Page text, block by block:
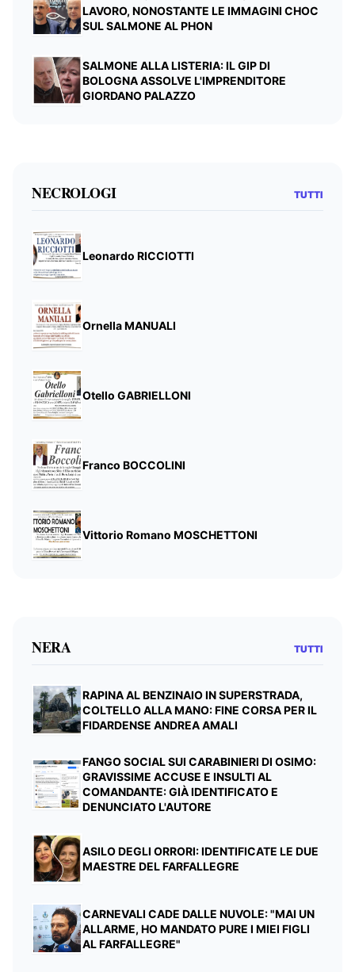
LAVORO, NONOSTANTE LE IMMAGINI CHOC
SUL SALMONE AL PHON
SALMONE ALLA LISTERIA: IL GIP DI
BOLOGNA ASSOLVE L'IMPRENDITORE
GIORDANO PALAZZO
NECROLOGI TUTTI
Leonardo RICCIOTTI
Ornella MANUALI
Otello GABRIELLONI
Franco BOCCOLINI
Vittorio Romano MOSCHETTONI
NERA TUTTI
RAPINA AL BENZINAIO IN SUPERSTRADA,
COLTELLO ALLA MANO: FINE CORSA PER IL
FIDARDENSE ANDREA AMALI
FANGO SOCIAL SUI CARABINIERI DI OSIMO:
GRAVISSIME ACCUSE E INSULTI AL
COMANDANTE: GIÀ IDENTIFICATO E
DENUNCIATO L'AUTORE
ASILO DEGLI ORRORI: IDENTIFICATE LE DUE
MAESTRE DEL FARFALLEGRE
CARNEVALI CADE DALLE NUVOLE: "MAI UN
ALLARME, HO MANDATO PURE I MIEI FIGLI
AL FARFALLEGRE"